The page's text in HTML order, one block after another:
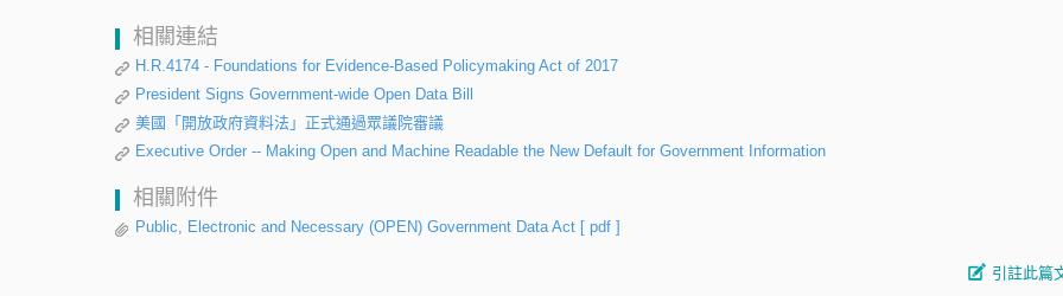
相關連結
H.R.4174 - Foundations for Evidence-Based Policymaking Act of 2017
President Signs Government-wide Open Data Bill
美國「開放政府資料法」正式通過眾議院審議
Executive Order -- Making Open and Machine Readable the New Default for Government Information
相關附件
Public, Electronic and Necessary (OPEN) Government Data Act [ pdf ]
引註此篇